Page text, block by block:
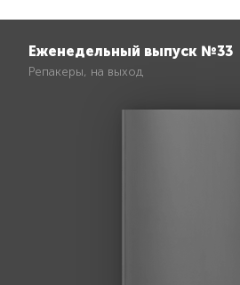
Еженедельный выпуск №33
Репакеры, на выход